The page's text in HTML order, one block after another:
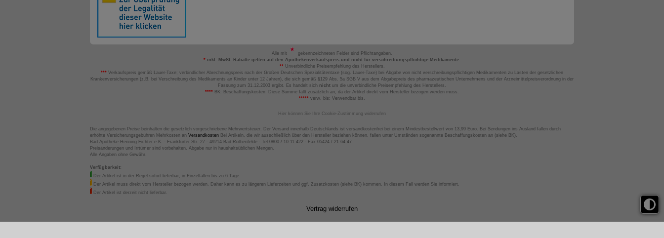
Alle mit
gekennzeichneten Felder sind Pflichtangaben.
* inkl. MwSt. Rabatte gelten auf den Apothekenverkaufspreis und nicht für verschreibungspflichtige Medikamente.
**Unverbindliche Preisempfehlung des Herstellers.
*** Verkaufspreis gemäß Lauer-Taxe; verbindlicher Abrechnungspreis nach der Großen Deutschen Spezialitätentaxe (sog. Lauer-Taxe) bei Abgabe von nicht verschreibungspflichtigen Medikamenten zu Lasten der gesetzlichen
Krankenversicherungen (z.B. bei Verschreibung des Medikaments an Kinder unter 12 Jahren), die sich gemäß §129 Abs. 5a SGB V aus dem Abgabepreis des pharmazeutischen Unternehmens und der Arzneimittelpreisverordnung in der
Fassung zum 31.12.2003 ergibt. Es handelt sich nicht um die unverbindliche Preisempfehlung des Herstellers.
**** BK: Beschaffungskosten. Diese Summe fällt zusätzlich an, da der Artikel direkt vom Hersteller bezogen werden muss.
***** verw. bis: Verwendbar bis.
Hier können Sie Ihre Cookie-Zustimmung widerrufen
Die angegebenen Preise beinhalten die gesetzlich vorgeschriebene Mehrwertsteuer. Der Versand innerhalb Deutschlands ist versandkostenfrei bei einem Mindestbestellwert von 13,99 Euro. Bei Sendungen ins Ausland fallen durch
erhöhte Versicherungsgebühren Mehrkosten an Versandkosten Bei Artikeln, die wir ausschließlich über den Hersteller beziehen können, fallen unter Umständen sogenannte Beschaffungskosten an (siehe BK).
Bad Apotheke Henning Fichter e.K. - Frankfurter Str. 27 - 49214 Bad Rothenfelde - Tel 0800 / 10 11 422 - Fax 05424 / 21 64 47
Preisänderungen und Irrtümer sind vorbehalten. Abgabe nur in haushaltsüblichen Mengen.
Alle Angaben ohne Gewähr.
Verfügbarkeit:
Der Artikel ist in der Regel sofort lieferbar, in Einzelfällen bis zu 6 Tage.
Der Artikel muss direkt vom Hersteller bezogen werden. Daher kann es zu längeren Lieferzeiten und ggf. Zusatzkosten (siehe BK) kommen. In diesem Fall werden Sie informiert.
Der Artikel ist derzeit nicht lieferbar.
Vertrag widerrufen